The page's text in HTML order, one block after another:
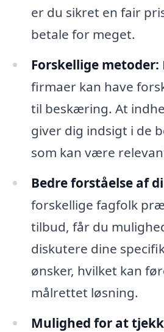
er du sikret en fair
betale for meget.
Forskellige metoder:
firmaer kan have
til beskæring. At
giver dig indsigt i de
som kan være
Bedre forståelse af
forskellige fagfolk
tilbud, får du
diskutere dine
ønsker, hvilket kan
målrettet løsning.
Mulighed for at